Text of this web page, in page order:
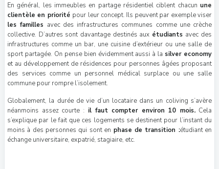
En général, les immeubles en partage résidentiel ciblent chacun une
clientèle en priorité pour leur concept. Ils peuvent par exemple viser
les familles avec des infrastructures communes comme une crèche
collective. D’autres sont davantage destinés aux étudiants avec des
infrastructures comme un bar, une cuisine d’extérieur ou une salle de
sport partagée. On pense bien évidemment aussi à la silver economy
et au développement de résidences pour personnes âgées proposant
des services comme un personnel médical surplace ou une salle
commune pour rompre l’isolement.
Globalement, la durée de vie d’un locataire dans un coliving s’avère
néanmoins assez courte : il faut compter environ 10 mois.Cela
s’explique par le fait que ces logements se destinent pour l’instant du
moins à des personnes qui sont en phase de transition :étudiant en
échange universitaire, expatrié, stagiaire, etc.